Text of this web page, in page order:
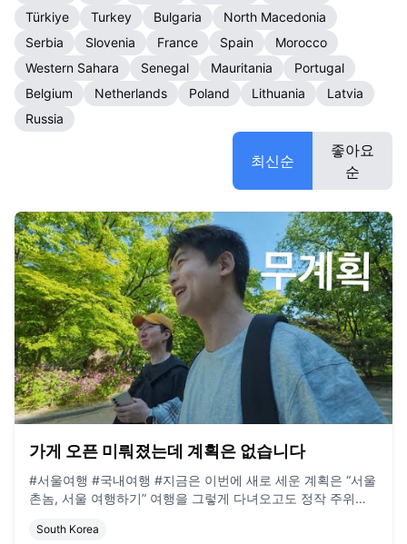
Türkiye
Turkey Bulgaria
North Macedonia
Serbia
Slovenia France Spain
Morocco
Western Sahara
Senegal Mauritania
Portugal
Belgium
Netherlands Poland Lithuania
Latvia
Russia
최신순
좋아요
순
가게 오픈 미뤄졌는데 계획은 없습니다
#서울여행 #국내여행 #지금은 이번에 새로 세운 계획은 “서울
촌놈, 서울 여행하기” 여행을 그렇게 다녀오고도 정작 주위는
혼자서도 갈 수 있지만 그 동네에 대해 더 잘아는 사람의 소개
South Korea